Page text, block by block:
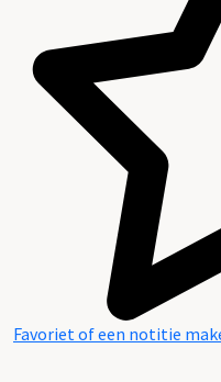
Favoriet of een notitie